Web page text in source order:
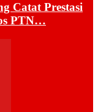
Catat Prestasi
PTN…